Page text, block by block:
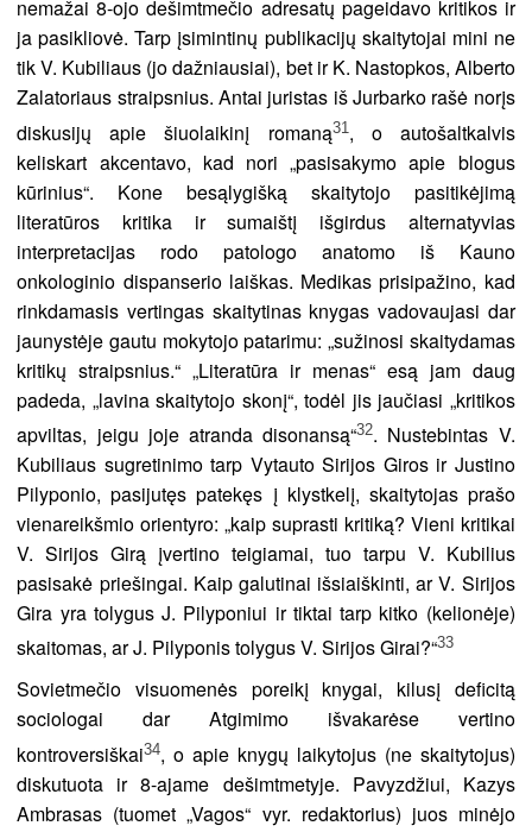
nemažai 8-ojo dešimtmečio adresatų pageidavo kritikos ir
ja pasikliovė. Tarp įsimintinų publikacijų skaitytojai mini ne
tik V. Kubiliaus (jo dažniausiai), bet ir K. Nastopkos, Alberto
Zalatoriaus straipsnius. Antai juristas iš Jurbarko rašė norįs
diskusijų apie šiuolaikinį romaną31, o autošaltkalvis
keliskart akcentavo, kad nori „pasisakymo apie blogus
kūrinius“. Kone besąlygišką skaitytojo pasitikėjimą
literatūros kritika ir sumaištį išgirdus alternatyvias
interpretacijas rodo patologo anatomo iš Kauno
onkologinio dispanserio laiškas. Medikas prisipažino, kad
rinkdamasis vertingas skaitytinas knygas vadovaujasi dar
jaunystėje gautu mokytojo patarimu: „sužinosi skaitydamas
kritikų straipsnius.“ „Literatūra ir menas“ esą jam daug
padeda, „lavina skaitytojo skonį“, todėl jis jaučiasi „kritikos
apviltas, jeigu joje atranda disonansą“32. Nustebintas V.
Kubiliaus sugretinimo tarp Vytauto Sirijos Giros ir Justino
Pilyponio, pasijutęs patekęs į klystkelį, skaitytojas prašo
vienareikšmio orientyro: „kaip suprasti kritiką? Vieni kritikai
V. Sirijos Girą įvertino teigiamai, tuo tarpu V. Kubilius
pasisakė priešingai. Kaip galutinai išsiaiškinti, ar V. Sirijos
Gira yra tolygus J. Pilyponiui ir tiktai tarp kitko (kelionėje)
skaitomas, ar J. Pilyponis tolygus V. Sirijos Girai?“33
Sovietmečio visuomenės poreikį knygai, kilusį deficitą
sociologai dar Atgimimo išvakarėse vertino
kontroversiškai34, o apie knygų laikytojus (ne skaitytojus)
diskutuota ir 8-ajame dešimtmetyje. Pavyzdžiui, Kazys
Ambrasas (tuomet „Vagos“ vyr. redaktorius) juos minėjo